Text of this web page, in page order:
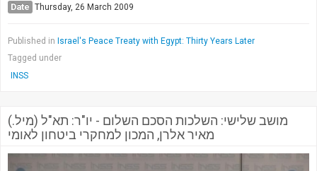
Date Thursday, 26 March 2009
Published in Israel's Peace Treaty with Egypt: Thirty Years Later
Tagged under
INSS
מושב שלישי: השלכות הסכם השלום - יו"ר: תא"ל (מיל.)
מאיר אלרן, המכון למחקרי ביטחון לאומי